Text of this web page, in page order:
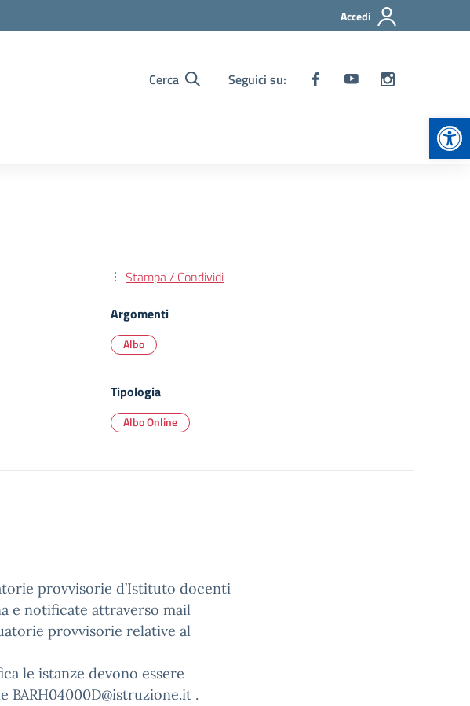
Accedi
Cerca Seguici su:
Stampa / Condividi
Argomenti
Albo
Tipologia
Albo Online
provvisorie d’Istituto docenti
e notificate attraverso mail
provvisorie relative al
le istanze devono essere
.